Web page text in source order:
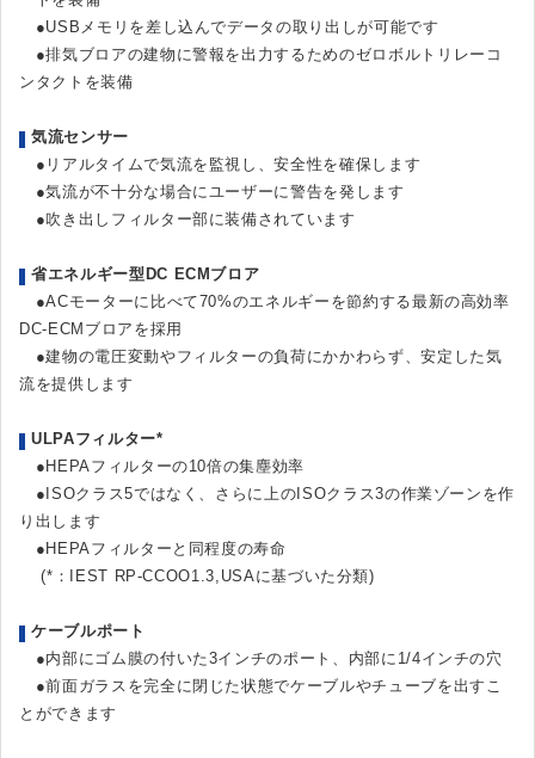
●USBメモリを差し込んでデータの取り出しが可能です
●排気ブロアの建物に警報を出力するためのゼロボルトリレーコ
ンタクトを装備
気流センサー
●リアルタイムで気流を監視し、安全性を確保します
●気流が不十分な場合にユーザーに警告を発します
●吹き出しフィルター部に装備されています
省エネルギー型DC ECMブロア
●ACモーターに比べて70%のエネルギーを節約する最新の高効率
DC-ECMブロアを採用
●建物の電圧変動やフィルターの負荷にかかわらず、安定した気
流を提供します
ULPAフィルター*
●HEPAフィルターの10倍の集塵効率
●ISOクラス5ではなく、さらに上のISOクラス3の作業ゾーンを作
り出します
●HEPAフィルターと同程度の寿命
(*：IEST RP-CCOO1.3,USAに基づいた分類)
ケーブルポート
●内部にゴム膜の付いた3インチのポート、内部に1/4インチの穴
●前面ガラスを完全に閉じた状態でケーブルやチューブを出すこ
とができます